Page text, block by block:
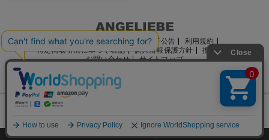
ご利用ガイド 会社概要 電子公告
利用規約
特定商取引法に基づく表記
個人情報保護方針
推奨環境
お問い合わせ
サイトマップ
サイト内の文章、画像などの著作物はマルコ株式会社に属します。
©2022 MARUKO CO., LTD.